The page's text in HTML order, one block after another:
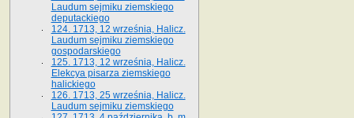
Laudum sejmiku ziemskiego
deputackiego
124. 1713, 12 września, Halicz.
Laudum sejmiku ziemskiego
gospodarskiego
125. 1713, 12 września, Halicz.
Elekcya pisarza ziemskiego
halickiego
126. 1713, 25 września, Halicz.
Laudum sejmiku ziemskiego